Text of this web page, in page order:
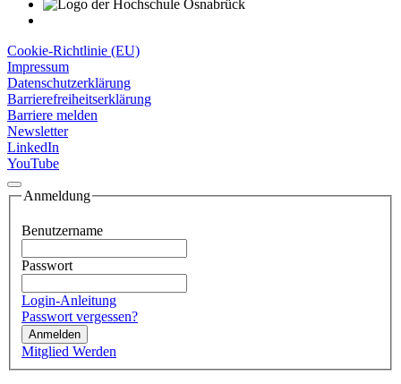
Cookie-Richtlinie (EU)
Impressum
Datenschutzerklärung
Barrierefreiheitserklärung
Barriere melden
Newsletter
LinkedIn
YouTube
Anmeldung
Benutzername
Passwort
Login-Anleitung
Passwort vergessen?
Anmelden
Mitglied Werden